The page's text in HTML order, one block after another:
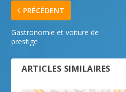
PRÉCÉDENT
Gastronomie et voiture de
prestige
ARTICLES SIMILAIRES